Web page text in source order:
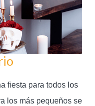
fiesta para todos los
los más pequeños se